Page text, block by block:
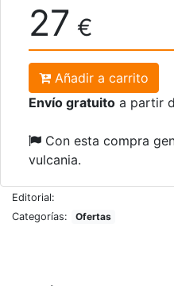
27 €
Añadir a carrito
Envío gratuito a partir
Con esta compra
vulcania.
Editorial:
Categorías:
Ofertas